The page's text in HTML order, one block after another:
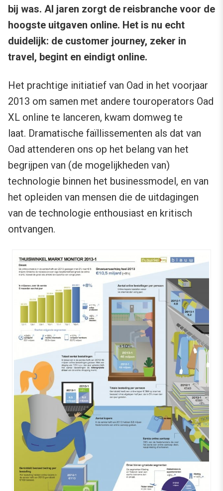
bij was. Al jaren zorgt de reisbranche voor de
hoogste uitgaven online. Het is nu echt
duidelijk: de customer journey, zeker in
travel, begint en eindigt online.
Het prachtige initiatief van Oad in het voorjaar
2013 om samen met andere touroperators Oad
XL online te lanceren, kwam domweg te
laat. Dramatische faïllissementen als dat van
Oad attenderen ons op het belang van het
begrijpen van (de mogelijkheden van)
technologie binnen het businessmodel, en van
het opleiden van mensen die de uitdagingen
van de technologie enthousiast en kritisch
ontvangen.